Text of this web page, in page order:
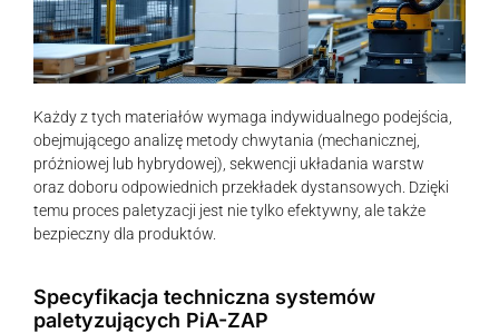
Każdy z tych materiałów wymaga indywidualnego podejścia,
obejmującego analizę metody chwytania (mechanicznej,
próżniowej lub hybrydowej), sekwencji układania warstw
oraz doboru odpowiednich przekładek dystansowych. Dzięki
temu proces paletyzacji jest nie tylko efektywny, ale także
bezpieczny dla produktów.
Specyfikacja techniczna systemów
paletyzujących PiA-ZAP